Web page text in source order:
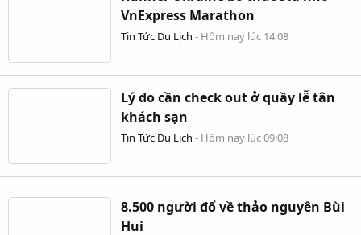
VnExpress Marathon
Tin Tức Du Lịch - Hôm nay lúc 14:08
Lý do cần check out ở quầy lễ tân
khách sạn
Tin Tức Du Lịch - Hôm nay lúc 09:08
8.500 người đổ về thảo nguyên Bùi
Hui